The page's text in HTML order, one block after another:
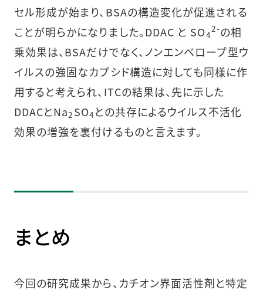
セル形成が始まり、BSAの構造変化が促進される
ことが明らかになりました。DDAC と SO4
2-の相
乗効果は、BSAだけでなく、ノンエンベロープ型ウ
イルスの強固なカプシド構造に対しても同様に作
用すると考えられ、ITCの結果は、先に示した
DDACとNa2 SO4 との共存によるウイルス不活化
効果の増強を裏付けるものと言えます。
まとめ
今回の研究成果から、カチオン界面活性剤と特定